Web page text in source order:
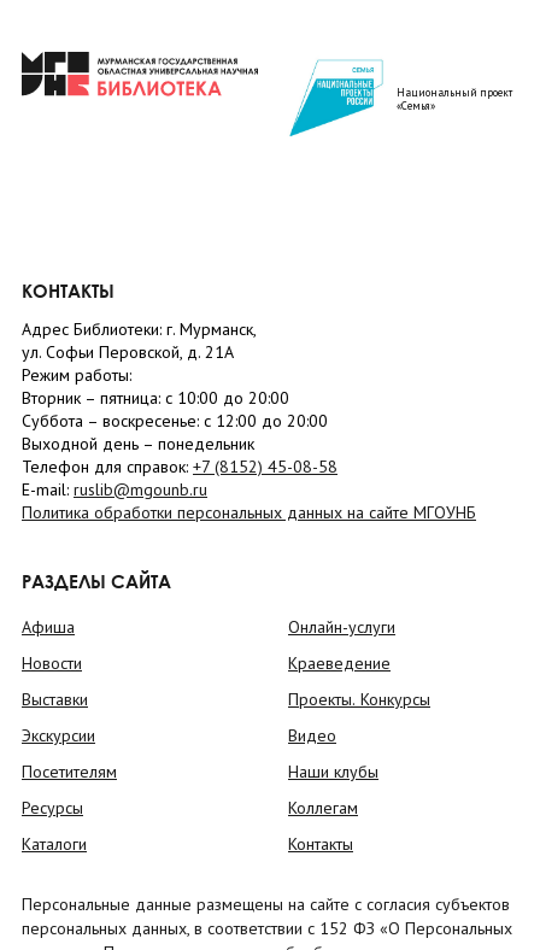
Национальный проект
«Семья»
КОНТАКТЫ
Адрес Библиотеки: г. Мурманск,
ул. Софьи Перовской, д. 21А
Режим работы:
Вторник – пятница: с 10:00 до 20:00
Суббота – воскресенье: c 12:00 до 20:00
Выходной день – понедельник
Телефон для справок: +7 (8152) 45-08-58
E-mail: ruslib@mgounb.ru
Политика обработки персональных данных на сайте МГОУНБ
РАЗДЕЛЫ САЙТА
Афиша
Новости
Выставки
Экскурсии
Посетителям
Ресурсы
Каталоги
Онлайн-услуги
Краеведение
Проекты. Конкурсы
Видео
Наши клубы
Коллегам
Контакты
Персональные данные размещены на сайте с согласия субъектов
персональных данных, в соответствии с 152 ФЗ «О Персональных